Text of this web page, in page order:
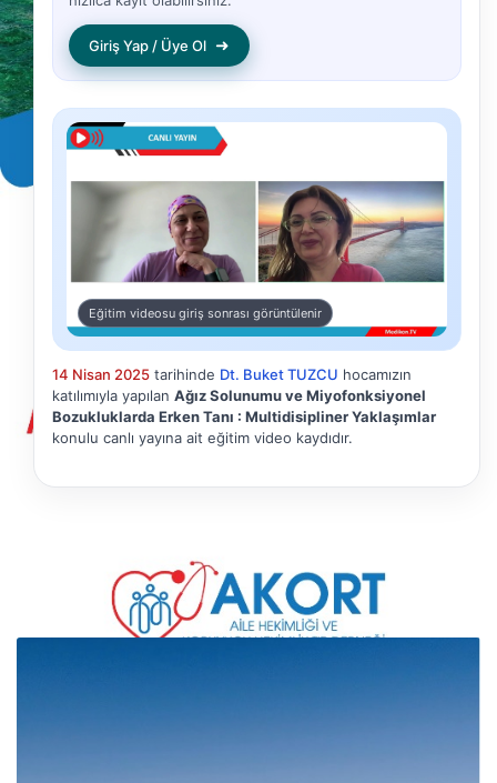
Giriş Yap / Üye Ol ➜
Eğitim videosu giriş sonrası görüntülenir
14 Nisan 2025 tarihinde Dt. Buket TUZCU hocamızın
katılımıyla yapılan Ağız Solunumu ve Miyofonksiyonel
Bozukluklarda Erken Tanı : Multidisipliner Yaklaşımlar
konulu canlı yayına ait eğitim video kaydıdır.